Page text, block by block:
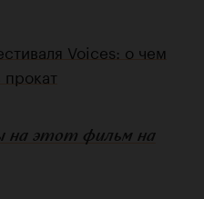
Voices: о чем
прокат
на этот фильм на